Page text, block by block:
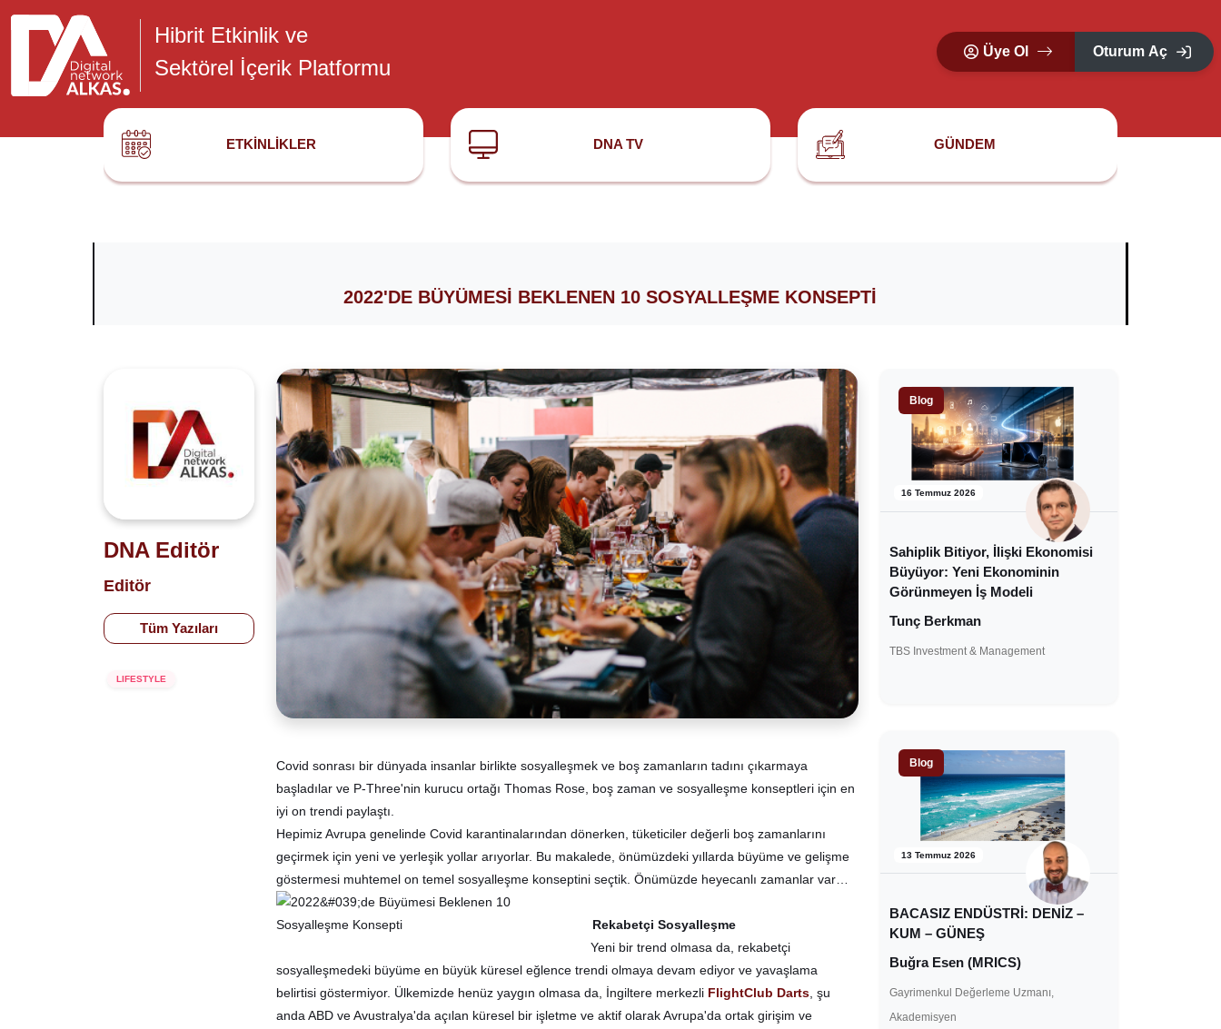
Hibrit Etkinlik ve
Sektörel İçerik Platformu
Üye Ol Oturum Aç
ETKINLIKLER DNA TV GÜNDEM
2022'DE BÜYÜMESI BEKLENEN 10 SOSYALLEŞME KONSEPTI
DNA Editör
Editör
Tüm Yazıları
LIFESTYLE
Covid sonrası bir dünyada insanlar birlikte sosyalleşmek ve boş zamanların tadını çıkarmaya
başladılar ve P-Three'nin kurucu ortağı Thomas Rose, boş zaman ve sosyalleşme konseptleri için en
iyi on trendi paylaştı.
Hepimiz Avrupa genelinde Covid karantinalarından dönerken, tüketiciler değerli boş zamanlarını
geçirmek için yeni ve yerleşik yollar arıyorlar. Bu makalede, önümüzdeki yıllarda büyüme ve gelişme
göstermesi muhtemel on temel sosyalleşme konseptini seçtik. Önümüzde heyecanlı zamanlar var…
Rekabetçi Sosyalleşme
Yeni bir trend olmasa da, rekabetçi
sosyalleşmedeki büyüme en büyük küresel eğlence trendi olmaya devam ediyor ve yavaşlama
belirtisi göstermiyor. Ülkemizde henüz yaygın olmasa da, İngiltere merkezli FlightClub Darts , şu
anda ABD ve Avustralya'da açılan küresel bir işletme ve aktif olarak Avrupa'da ortak girişim ve
Blog
16 Temmuz 2026
Sahiplik Bitiyor, İlişki Ekonomisi
Büyüyor: Yeni Ekonominin
Görünmeyen İş Modeli
Tunç Berkman
TBS Investment & Management
Blog
13 Temmuz 2026
BACASIZ ENDÜSTRİ: DENİZ –
KUM – GÜNEŞ
Buğra Esen (MRICS)
Gayrimenkul Değerleme Uzmanı,
Akademisyen